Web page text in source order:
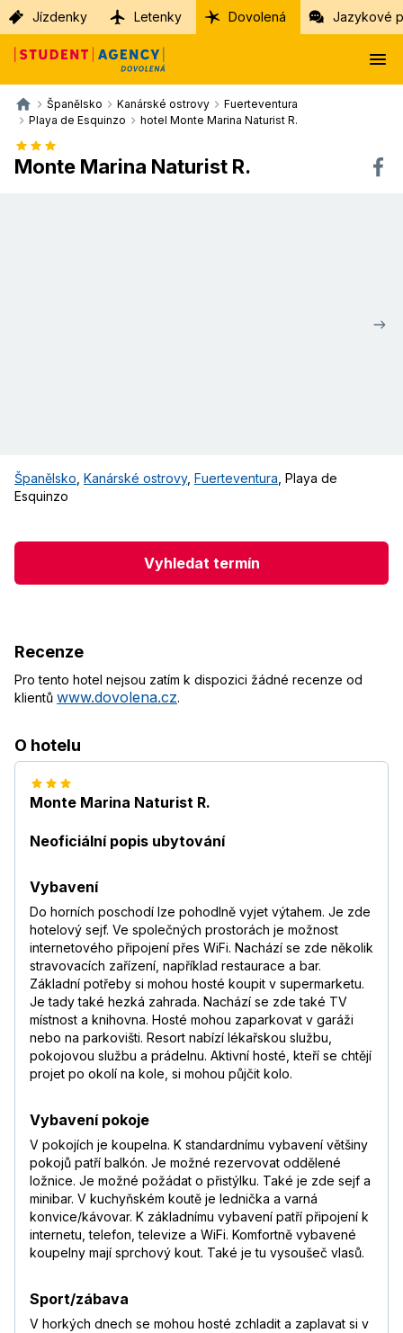
Jízdenky Letenky Dovolená Jazykové
Španělsko Kanárské ostrovy
Fuerteventura
Playa de Esquinzo
hotel Monte Marina Naturist R.
Monte Marina Naturist R.
Španělsko Kanárské ostrovy, Fuerteventura Playa de
Esquinzo
Vyhledat termín
Recenze
Pro tento hotel nejsou zatím k dispozici žádné recenze od
klientů www.dovolena.cz.
O hotelu
Monte Marina Naturist R.
Neoficiální popis ubytování
Vybavení
Do horních poschodí lze pohodlně vyjet výtahem. Je zde
hotelový sejf. Ve společných prostorách je možnost
internetového připojení přes WiFi. Nachází se zde několik
stravovacích zařízení, například restaurace a bar.
Základní potřeby si mohou hosté koupit v supermarketu.
Je tady také hezká zahrada. Nachází se zde také TV
místnost a knihovna. Hosté mohou zaparkovat v garáži
nebo na parkovišti. Resort nabízí lékařskou službu,
pokojovou službu a prádelnu. Aktivní hosté, kteří se chtějí
projet po okolí na kole, si mohou půjčit kolo.
Vybavení pokoje
V pokojích je koupelna. K standardnímu vybavení většiny
pokojů patří balkón. Je možné rezervovat oddělené
ložnice. Je možné požádat o přistýlku. Také je zde sejf a
minibar. V kuchyňském koutě je lednička a varná
konvice/kávovar. K základnímu vybavení patří připojení k
internetu, telefon, televize a WiFi. Komfortně vybavené
koupelny mají sprchový kout. Také je tu vysoušeč vlasů.
Sport/zábava
V horkých dnech se mohou hosté zchladit a zaplavat si v